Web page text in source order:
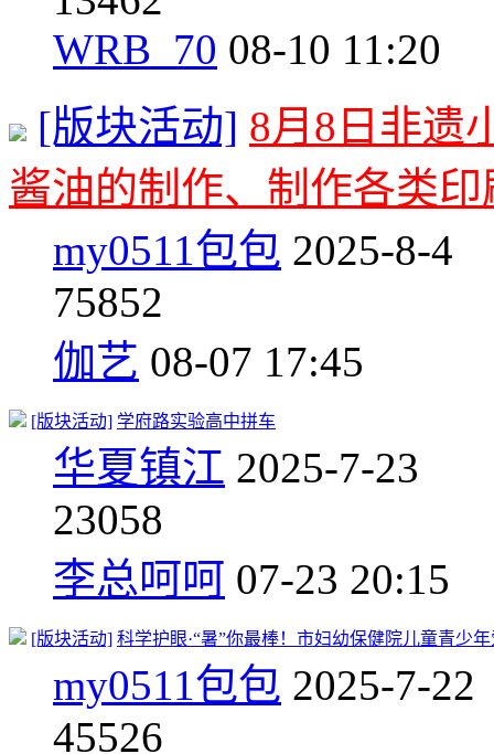
WRB_70 08-10 11:20
[版块活动] 8月8日非遗
酱油的制作、制作各类
my0511包包 2025-8-4
75852
伽艺 08-07 17:45
[版块活动] 学府路实验高中拼车
华夏镇江 2025-7-23
23058
李总呵呵 07-23 20:15
[版块活动] 科学护眼·“暑”你最棒！市妇幼保健院儿童青少
my0511包包 2025-7-22
45526